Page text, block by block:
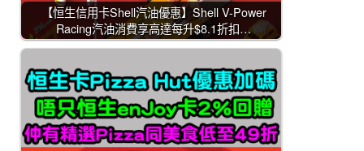
【恒生信用卡Shell汽油優惠】Shell V-Power
Racing汽油消費享高達每升$8.1折扣…